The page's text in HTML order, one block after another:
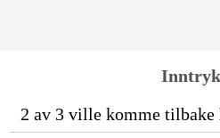
2 av 3 ville komme tilbake